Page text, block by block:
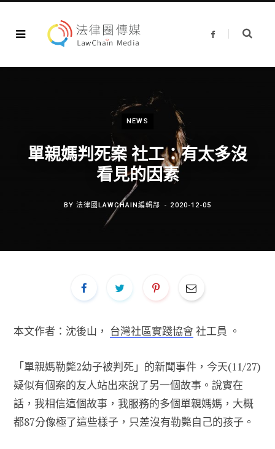
F
b
NEWS
單親媽判死案 社工：有太多沒
看見的因素
BY 法律圈LAWCHAIN編輯部 2020-12-05
本文作者：沈後山， 台灣社區實踐協會社工員 。
「單親媽勒斃2幼子被判死」的新聞事件，今天(11/27)
疑似有個案的友人站出來說了另一個故事。說實在
話，我相信這個故事，我服務的多個單親媽媽，大概
都87分像極了這些樣子，只差沒有勒斃自己的孩子。